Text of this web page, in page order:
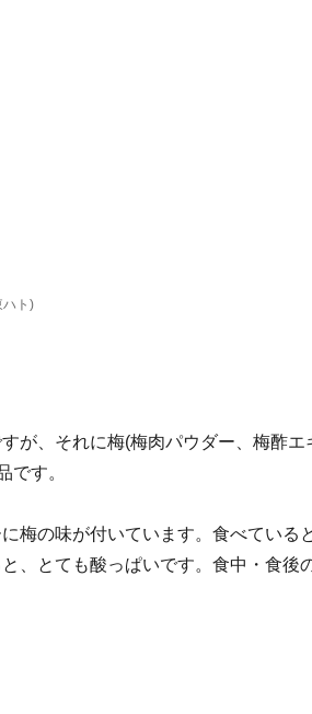
ハト)
が、それに梅(梅肉パウダー、梅酢エ
です。
梅の味が付いています。食べている
、とても酸っぱいです。食中・食後